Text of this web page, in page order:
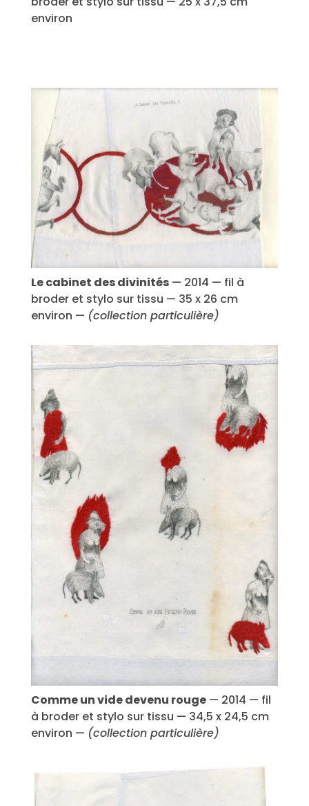
environ
Le cabinet des divinités— 2014 — fil à
broder et stylo sur tissu — 35 x 26 cm
environ — (collection particulière)
Comme un vide devenu rouge— 2014 — fil
à broder et stylo sur tissu — 34,5 x 24,5 cm
environ — (collection particulière)